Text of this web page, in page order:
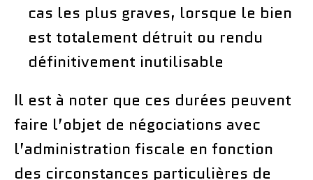
cas les plus graves, lorsque le bien
est totalement détruit ou rendu
définitivement inutilisable
Il est à noter que ces durées peuvent
faire l’objet de négociations avec
l’administration fiscale en fonction
des circonstances particulières de